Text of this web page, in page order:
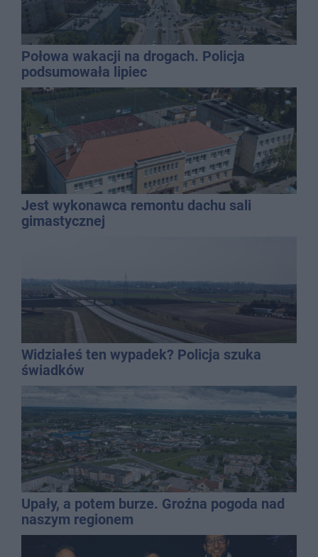
Połowa wakacji na drogach. Policja
podsumowała lipiec
Jest wykonawca remontu dachu sali
gimastycznej
Widziałeś ten wypadek? Policja szuka
świadków
Upały, a potem burze. Groźna pogoda nad
naszym regionem